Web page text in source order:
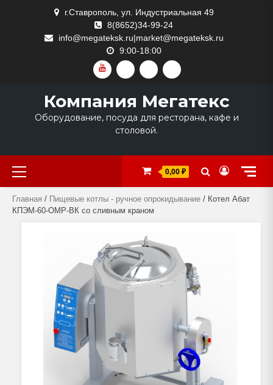
г.Ставрополь, ул. Индустриальная 49
8(8652)34-99-24
info@megateksk.ru|market@megateksk.ru
9:00-18:00
YOUTUBEVKVIDEORUTUBEDZEN
Компания Мегатекс
Оборудование, посуда для ресторана, кафе и
столовой.
Primary
Menu
0,00 ₽
Главная / Пищевые котлы - ручное опрокидывание / Котел Абат
КПЭМ-60-ОМР-ВК со сливным краном